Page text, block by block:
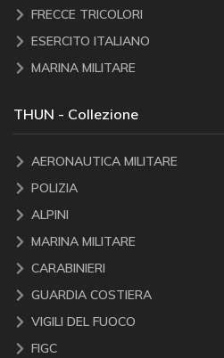
FRECCE TRICOLORI
ESERCITO ITALIANO
MARINA MILITARE
THUN - Collezione
AERONAUTICA MILITARE
POLIZIA
ALPINI
MARINA MILITARE
CARABINIERI
GUARDIA COSTIERA
VIGILI DEL FUOCO
FIGC